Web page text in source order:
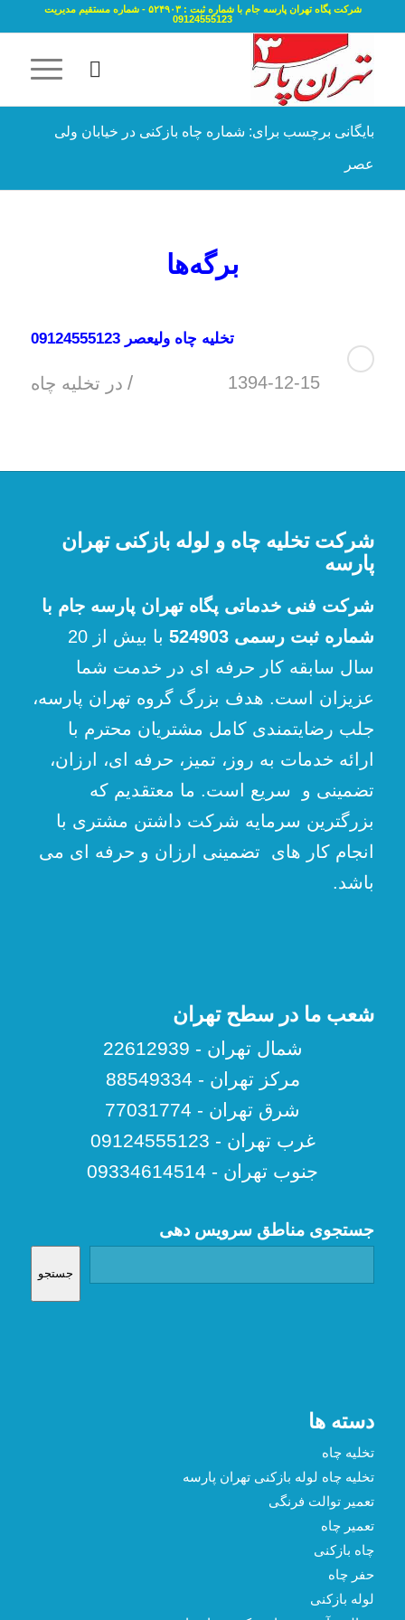
شرکت پگاه تهران پارسه جام با شماره ثبت : ۵۲۴۹۰۳ - شماره مستقیم مدیریت
09124555123
بایگانی برچسب برای: شماره چاه بازکنی در خیابان ولی
عصر
برگه‌ها
تخلیه چاه ولیعصر 09124555123
1394-12-15
/ در تخلیه چاه
شرکت تخلیه چاه و لوله بازکنی تهران
پارسه
شرکت فنی خدماتی پگاه تهران پارسه جام با
شماره ثبت رسمی 524903
با بیش از 20
سال سابقه کار حرفه ای در خدمت شما
عزیزان است. هدف بزرگ گروه تهران پارسه،
جلب رضایتمندی کامل مشتریان محترم با
ارائه خدمات به روز، تمیز، حرفه ای، ارزان،
تضمینی و سریع است. ما معتقدیم که
بزرگترین سرمایه شرکت داشتن مشتری با
انجام کار های تضمینی ارزان و حرفه ای می
باشد.
شعب ما در سطح تهران
شمال تهران - 22612939
مرکز تهران - 88549334
شرق تهران - 77031774
غرب تهران - 09124555123
جنوب تهران - 09334614514
جستجوی مناطق سرویس دهی
جستجو
دسته ها
تخلیه چاه
تخلیه چاه لوله بازکنی تهران پارسه
تعمیر توالت فرنگی
تعمیر چاه
چاه بازکنی
حفر چاه
لوله بازکنی